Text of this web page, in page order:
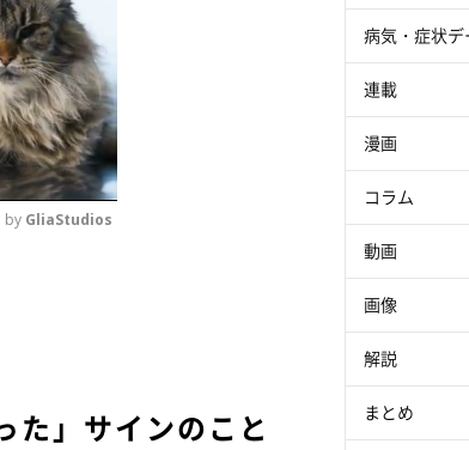
by GliaStudios
た」サインのこと
病気・症状デ
連載
漫画
コラム
動画
画像
解説
まとめ